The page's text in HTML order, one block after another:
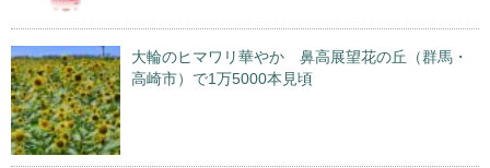
大輪のヒマワリ華やか 鼻高展望花の丘（群馬・
高崎市）で1万5000本見頃